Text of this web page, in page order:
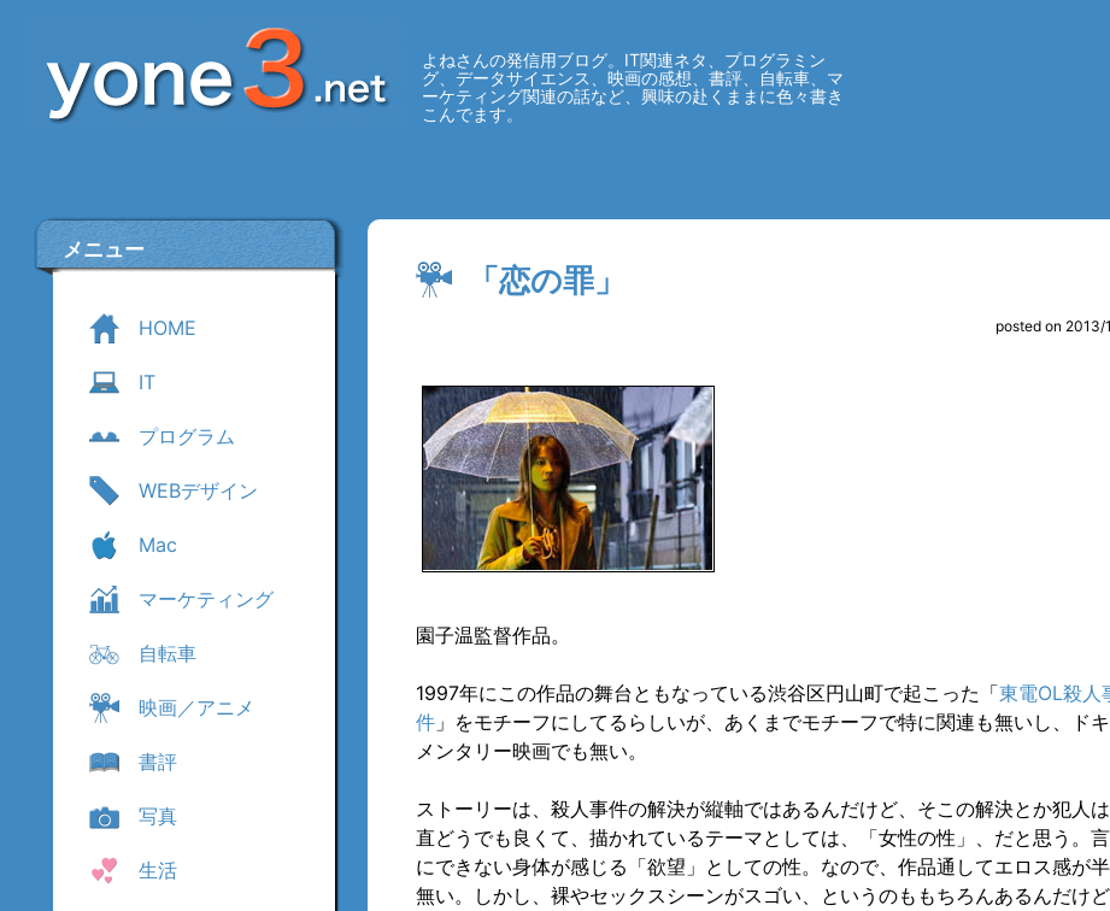
よねさんの発信用ブログ。IT関連ネタ、プログラミン
グ、データサイエンス、映画の感想、書評、自転車、マ
ーケティング関連の話など、興味の赴くままに色々書き
こんでます。
メニュー
HOME
IT
プログラム
WEBデザイン
Mac
マーケティング
自転車
映画／アニメ
書評
写真
生活
「恋の罪」
posted on 2013/
園子温監督作品。
1997年にこの作品の舞台ともなっている渋谷区円山町で起こった「東電OL殺人
件 」をモチーフにしてるらしいが、あくまでモチーフで特に関連も無いし、ド
メンタリー映画でも無い。
ストーリーは、殺人事件の解決が縦軸ではあるんだけど、そこの解決とか犯人
直どうでも良くて、描かれているテーマとしては、「女性の性」、だと思う。
にできない身体が感じる「欲望」としての性。なので、作品通してエロス感が
無い。しかし、裸やセックスシーンがスゴい、というのももちろんあるんだけど